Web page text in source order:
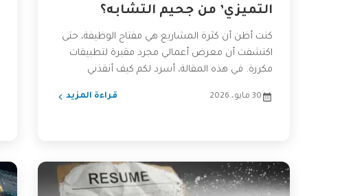
التميزي’ من جحيم التشابه؟
كنت أظن أن كثرة المشاريع هي مفتاح الوظيفة، حتى
اكتشفت أن معرض أعمالي مجرد مقبرة لتطبيقات
مكررة. في هذه المقالة، أسرد لكم كيف أنقذني
30 مايو، 2026 قراءة المزيد